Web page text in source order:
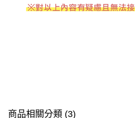
商品相關分類 (3)